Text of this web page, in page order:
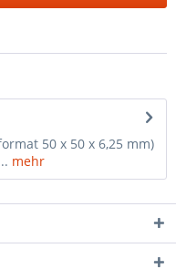
50 x 50 x 6,25 mm)
mehr